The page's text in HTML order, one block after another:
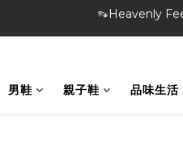
🎁特物館 |
🎁特物館 |
男鞋 親子鞋 品味生活